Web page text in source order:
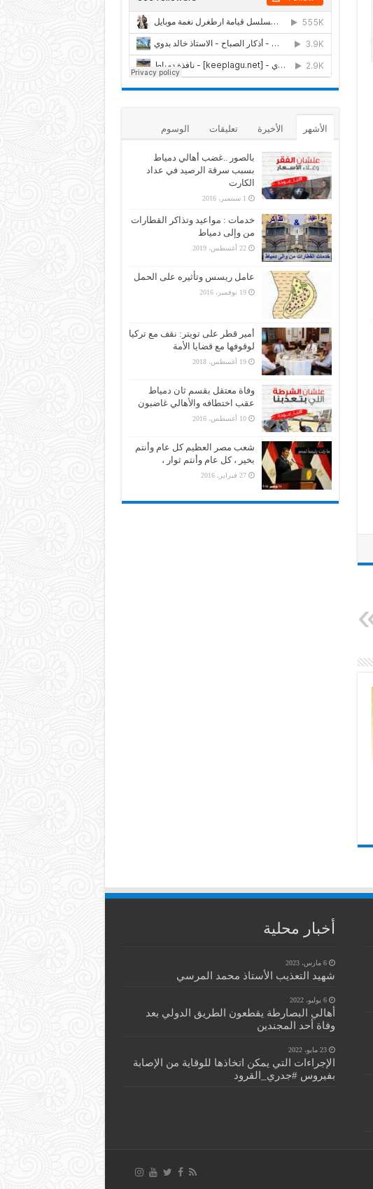
الأشهر الأخيرة تعليقات الوسوم
بالصور ..غضب أهالي دمياط
بسبب سرقة الرصيد في عداد
الكارت
1 سبتمبر، 2016
خدمات : مواعيد وتذاكر القطارات
من وإلى دمياط
22 أغسطس، 2019
عامل ريسس وتأثيره على الحمل
19 نوفمبر، 2016
أمير قطر على تويتر: نقف مع تركيا
لوقوفها مع قضايا الأمة
19 أغسطس، 2018
وفاة معتقل بقسم ثان دمياط
عقب اختطافه والأهالي غاضبون
10 أغسطس، 2016
شعب مصر العظيم كل عام وأنتم
بخير ، كل عام وأنتم ثوار ،
27 فبراير، 2016
أخبار محلية
6 مارس، 2023
شهيد التعذيب الأستاذ محمد المرسي
6 يوليو، 2022
أهالي البصارطة يقطعون الطريق الدولي بعد
وفاة أحد المجندين
23 مايو، 2022
الإجراءات التي يمكن اتخاذها للوقاية من الإصابة
بفيروس #جدري_القرود